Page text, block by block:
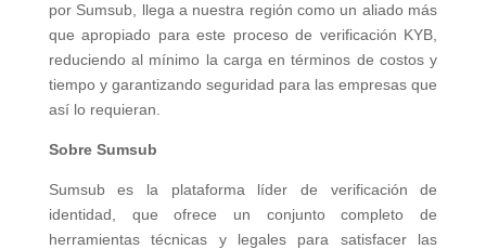
por Sumsub, llega a nuestra región como un aliado más
que apropiado para este proceso de verificación KYB,
reduciendo al mínimo la carga en términos de costos y
tiempo y garantizando seguridad para las empresas que
así lo requieran.
Sobre Sumsub
Sumsub es la plataforma líder de verificación de
identidad, que ofrece un conjunto completo de
herramientas técnicas y legales para satisfacer las